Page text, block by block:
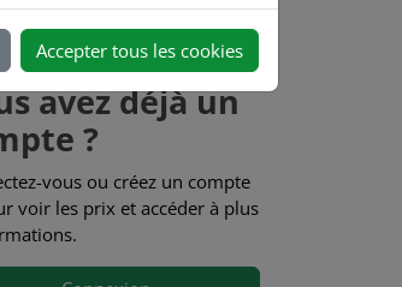
: 39 pc(s)
avez déjà un
?
vous ou créez un compte
voir les prix et accéder à plus
Accepter tous les cookies